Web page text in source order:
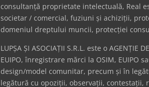
consultanță proprietate intelectuală, Real
societar / comercial, fuziuni și achiziții,
domeniul dreptului muncii, protecției
LUPȘA ȘI ASOCIAȚII S.R.L. este o
EUIPO, înregistrare mărci la OSIM, EUIPO
design/model comunitar, precum și în
legătură cu opoziții, observații,